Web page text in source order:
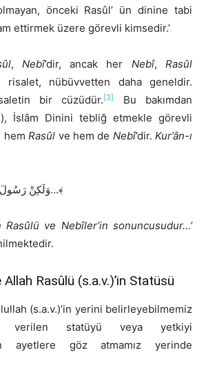
önceki Rasûl’ ün dinine tabi
ettirmek üzere görevli kimsedir.’
, Nebî’dir, ancak her Nebî,Rasûl
risalet, nübüvvetten daha geneldir.
bir cüzüdür.[3]
Bu bakımdan
İslâm Dinini tebliğ etmekle görevli
hemRasûl ve hem de Nebî’dir. Kur’ân-ı
﴿…وَلَكِنْ رَسُولَ اللَّهِ وَخَاتَمَ النَّبِيِّينَ…﴾
Rasûlü ve Nebîler’in sonuncusudur…’
Allah Rasûlü (s.a.v.)’in Statüsü
(s.a.v.)’in yerini belirleyebilmemiz
verilen statüyü veya yetkiyi
ayetlere göz atmamız yerinde